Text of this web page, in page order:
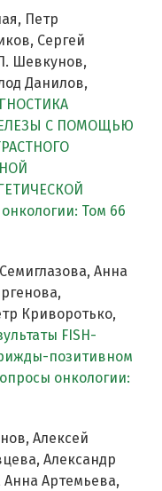
Петр
Сергей
Шевкунов,
Данилов,
С ПОМОЩЬЮ
Том 66
Анна
Криворотько,
FISH-
позитивном
онкологии:
Алексей
Александр
Артемьева,